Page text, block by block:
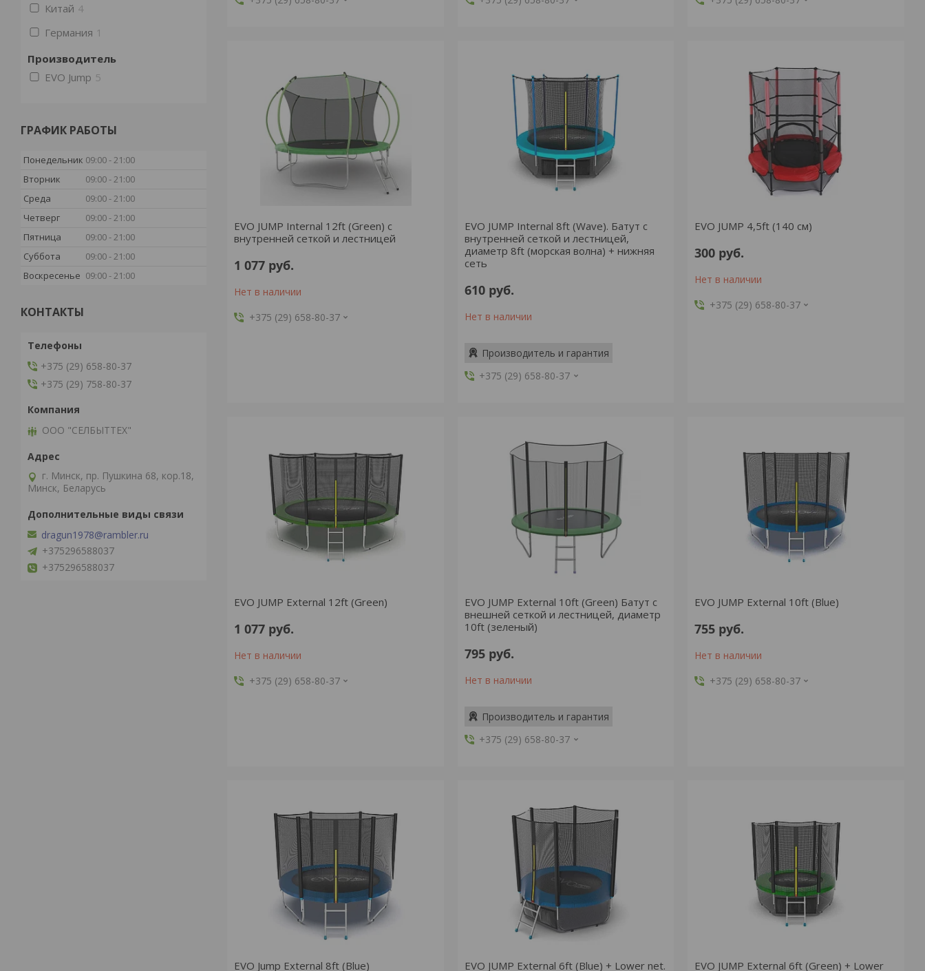
EVO JUMP Internal 12ft (Green) с
внутренней сеткой и лестницей
1 077 руб.
Нет в наличии
+375 (29) 658-80-37
EVO JUMP Internal 8ft (Wave). Батут с
внутренней сеткой и лестницей,
диаметр 8ft (морская волна) + нижняя
сеть
610 руб.
Нет в наличии
Производитель и гарантия
+375 (29) 658-80-37
EVO JUMP 4,5ft (140 см)
300 руб.
Нет в наличии
+375 (29) 658-80-37
EVO JUMP External 12ft (Green)
1 077 руб.
Нет в наличии
+375 (29) 658-80-37
EVO JUMP External 10ft (Green) Батут с
внешней сеткой и лестницей, диаметр
10ft (зеленый)
795 руб.
Нет в наличии
Производитель и гарантия
+375 (29) 658-80-37
EVO JUMP External 10ft (Blue)
755 руб.
Нет в наличии
+375 (29) 658-80-37
EVO Jump External 8ft (Blue) EVO JUMP External 6ft (Blue) + Lower net.
EVO JUMP External 6ft (Green) + Lower
Китай 4
Германия 1
Производитель
EVO Jump 5
ГРАФИК РАБОТЫ
Понедельник 09:00 21:00
Вторник
09:00 21:00
Среда
09:00 21:00
Четверг
09:00 21:00
Пятница
09:00 21:00
Суббота
09:00 21:00
Воскресенье 09:00 21:00
КОНТАКТЫ
+375 (29) 658-80-37
+375 (29) 758-80-37
ООО "СЕЛБЫТТЕХ"
г. Минск, пр. Пушкина 68, кор.18,
Минск, Беларусь
dragun1978@rambler.ru
+375296588037
+375296588037